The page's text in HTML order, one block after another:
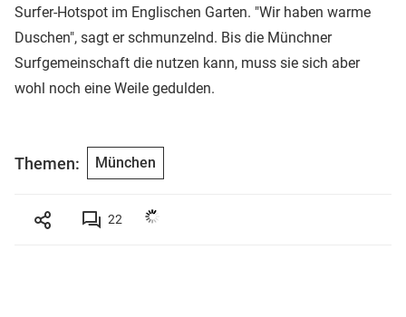
Surfer-Hotspot im Englischen Garten. "Wir haben warme
Duschen", sagt er schmunzelnd. Bis die Münchner
Surfgemeinschaft die nutzen kann, muss sie sich aber
wohl noch eine Weile gedulden.
Themen: München
22